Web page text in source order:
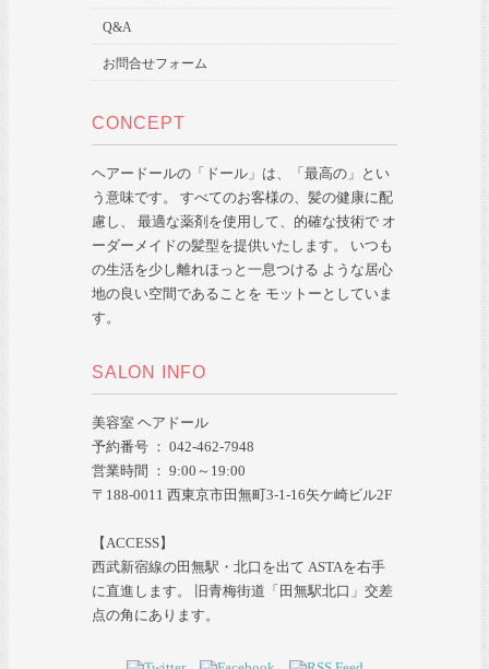
Q&A
お問合せフォーム
CONCEPT
ヘアードールの「ドール」は、「最高の」とい
う意味です。 すべてのお客様の、髪の健康に配
慮し、 最適な薬剤を使用して、的確な技術で オ
ーダーメイドの髪型を提供いたします。 いつも
の生活を少し離れほっと一息つける ような居心
地の良い空間であることを モットーとしていま
す。
SALON INFO
美容室 ヘアドール
予約番号 ： 042-462-7948
営業時間 ： 9:00～19:00
〒188-0011 西東京市田無町3-1-16矢ケ崎ビル2F
【ACCESS】
西武新宿線の田無駅・北口を出て ASTAを右手
に直進します。 旧青梅街道「田無駅北口」交差
点の角にあります。